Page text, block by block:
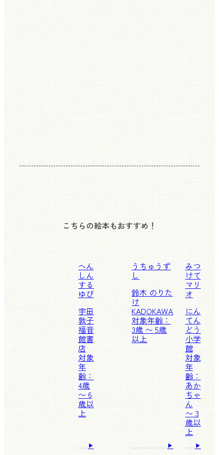
こちらの絵本もおすすめ！
へん
しん
する
ゆび
宇田
敦子
福音
館書
店
対象
年
齢：
4歳
〜 6
歳以
上
うちゅうず
し
鈴木 のりた
け
KADOKAWA
対象年齢：
3歳 〜 5歳
以上
みつ
けて
マリ
オ
にん
てん
どう
小学
館
対象
年
齢：
あか
ちゃ
ん
〜 3
歳以
上